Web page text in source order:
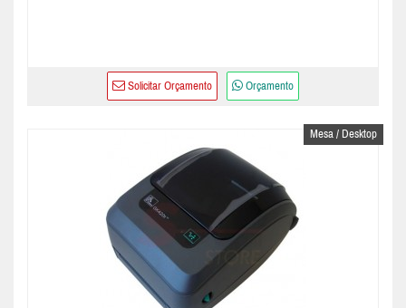
Solicitar Orçamento Orçamento
Mesa / Desktop